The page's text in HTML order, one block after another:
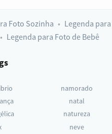
Foto Sozinha
Legenda para
Legenda para Foto de Bebê
namorado
natal
natureza
neve